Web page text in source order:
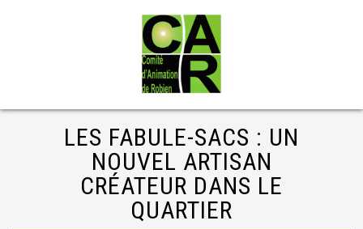
LES FABULE-SACS : UN
NOUVEL ARTISAN
CRÉATEUR DANS LE
QUARTIER